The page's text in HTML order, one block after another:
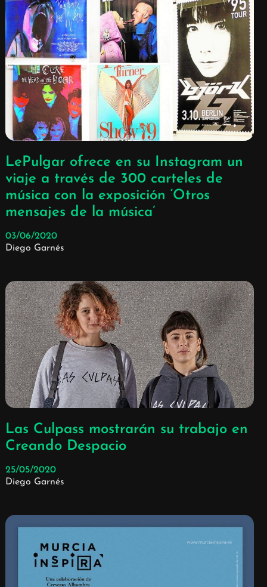
LePulgar ofrece en su Instagram un
viaje a través de 300 carteles de
música con la exposición ‘Otros
mensajes de la música’
03/06/2020
Diego Garnés
Las Culpass mostrarán su trabajo en
Creando Despacio
25/05/2020
Diego Garnés